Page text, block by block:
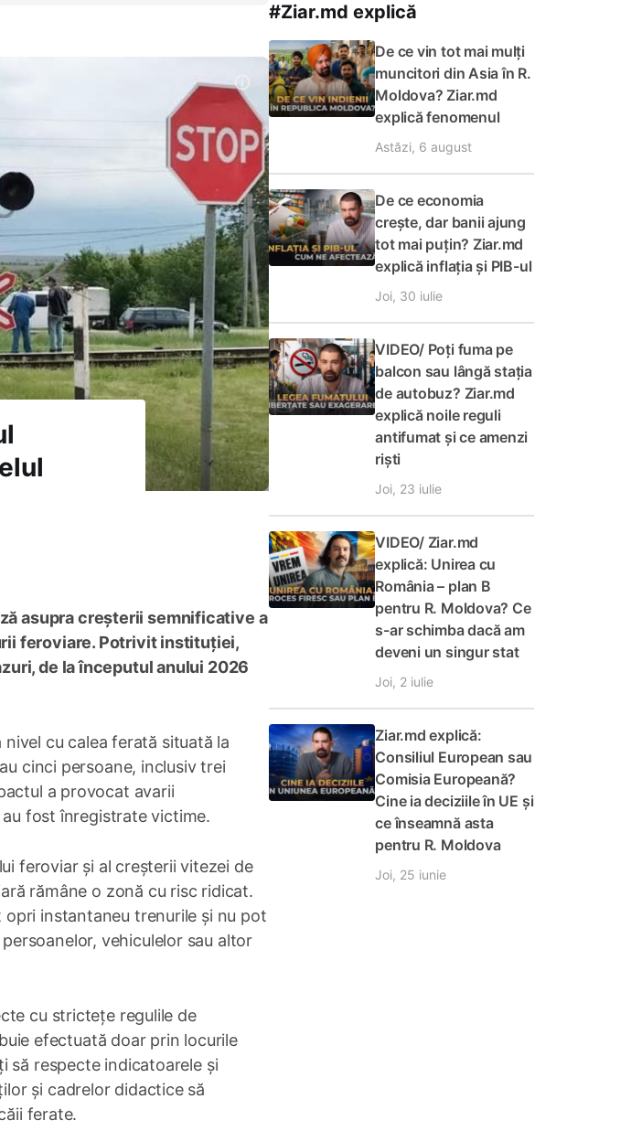
asupra creșterii semnificative a
feroviare. Potrivit instituției,
de la începutul anului 2026
cu calea ferată situată la
cinci persoane, inclusiv trei
a provocat avarii
fost înregistrate victime.
feroviar și al creșterii vitezei de
rămâne o zonă cu risc ridicat.
instantaneu trenurile și nu pot
vehiculelor sau altor
cu strictețe regulile de
efectuată doar prin locurile
să respecte indicatoarele și
și cadrelor didactice să
ferate.
#Ziar.md explică
De ce vin tot mai mulți
muncitori din Asia în R.
Moldova? Ziar.md
explică fenomenul
Astăzi, 6 august
De ce economia
crește, dar banii ajung
tot mai puțin? Ziar.md
explică inflația și PIB-ul
Joi, 30 iulie
VIDEO/ Poți fuma pe
balcon sau lângă stația
de autobuz? Ziar.md
explică noile reguli
antifumat și ce amenzi
riști
Joi, 23 iulie
VIDEO/ Ziar.md
explică: Unirea cu
România – plan B
pentru R. Moldova? Ce
s-ar schimba dacă am
deveni un singur stat
Joi, 2 iulie
Ziar.md explică:
Consiliul European sau
Comisia Europeană?
Cine ia deciziile în UE și
ce înseamnă asta
pentru R. Moldova
Joi, 25 iunie